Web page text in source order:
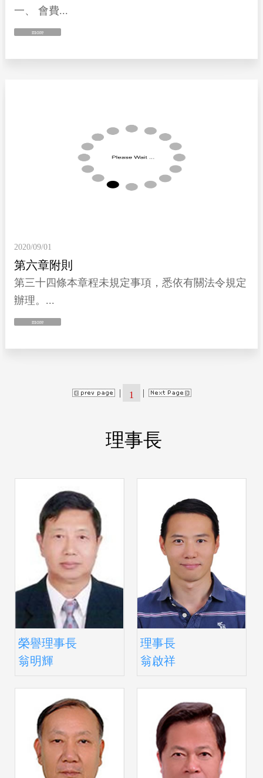
一、 會費...
more
2020/09/01
第六章附則
第三十四條本章程未規定事項，悉依有關法令規定
辦理。...
more
| 1 |
理事長
榮譽理事長
翁明輝
理事長
翁啟祥